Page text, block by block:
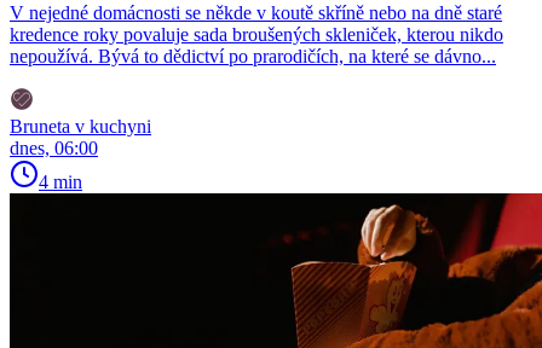
V nejedné domácnosti se někde v koutě skříně nebo na dně staré
kredence roky povaluje sada broušených skleniček, kterou nikdo
nepoužívá. Bývá to dědictví po prarodičích, na které se dávno...
Bruneta v kuchyni
dnes, 06:00
4 min